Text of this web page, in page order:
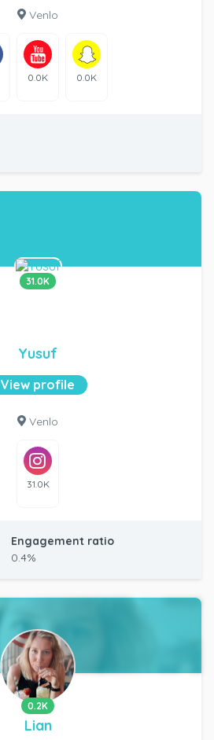
Venlo
0.0K 0.0K
31.0K
Yusuf
View profile
Venlo
31.0K
Engagement ratio
0.4%
0.2K
Lian